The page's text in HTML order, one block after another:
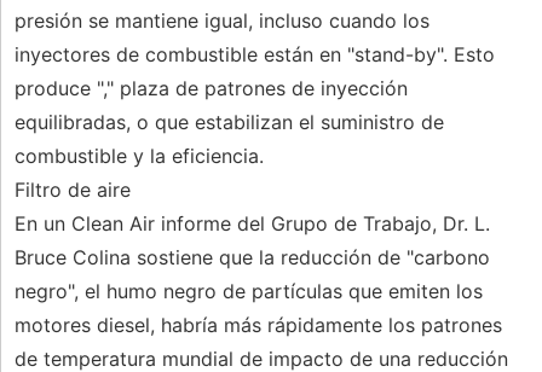
presión se mantiene igual, incluso cuando los
inyectores de combustible están en "stand-by". Esto
produce "," plaza de patrones de inyección
equilibradas, o que estabilizan el suministro de
combustible y la eficiencia.
Filtro de aire
En un Clean Air informe del Grupo de Trabajo, Dr. L.
Bruce Colina sostiene que la reducción de "carbono
negro", el humo negro de partículas que emiten los
motores diesel, habría más rápidamente los patrones
de temperatura mundial de impacto de una reducción